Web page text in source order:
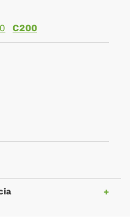
C200